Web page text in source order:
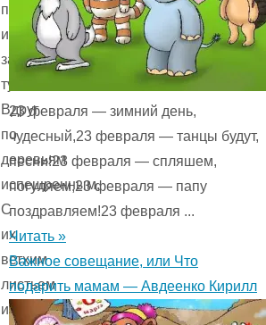
пробившись
из-
за
туч,
Вдруг
по
деревьям
испещренным,
С
их
ветхим
листьем
изнуренным,
23 февраля — зимний день,
чудесный,23 февраля — танцы будут,
песни!23 февраля — спляшем,
погуляем,23 февраля — папу
поздравляем!23 февраля ...
Читать »
Важное совещание, или Что
подарить мамам — Авдеенко Кирилл